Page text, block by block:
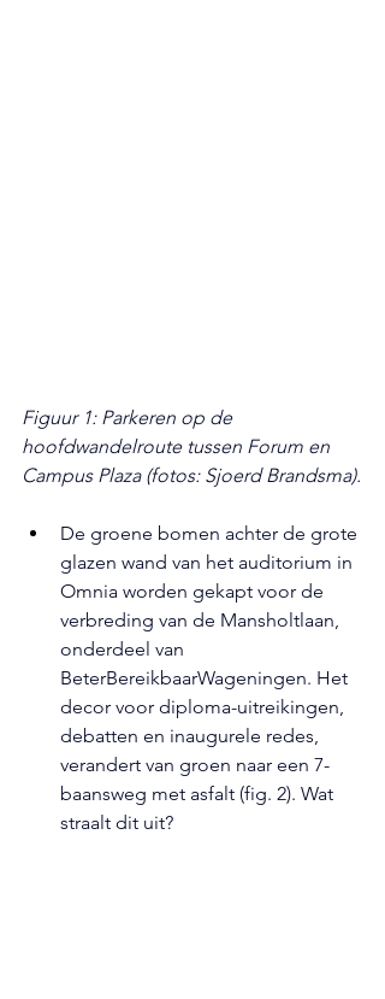
Figuur 1: Parkeren op de
hoofdwandelroute tussen Forum en
Campus Plaza (fotos: Sjoerd Brandsma).
De groene bomen achter de grote
glazen wand van het auditorium in
Omnia worden gekapt voor de
verbreding van de Mansholtlaan,
onderdeel van
BeterBereikbaarWageningen. Het
decor voor diploma-uitreikingen,
debatten en inaugurele redes,
verandert van groen naar een 7-
baansweg met asfalt (fig. 2). Wat
straalt dit uit?